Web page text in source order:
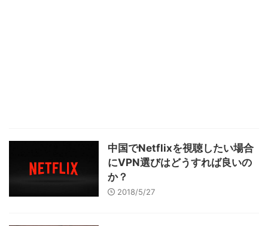
中国でNetflixを視聴したい場合
にVPN選びはどうすれば良いの
か？
2018/5/27